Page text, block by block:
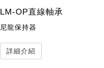
LM-OP直線軸承
尼龍保持器
詳細介紹